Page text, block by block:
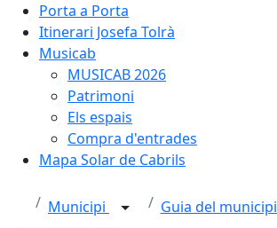
Porta a Porta
Itinerari Josefa Tolrà
Musicab
MUSICAB 2026
Patrimoni
Els espais
Compra d'entrades
Mapa Solar de Cabrils
Municipi
Guia del municipi